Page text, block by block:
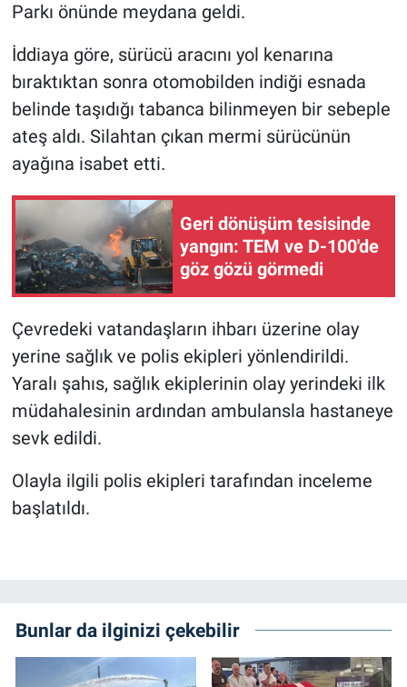
Parkı önünde meydana geldi.
İddiaya göre, sürücü aracını yol kenarına
bıraktıktan sonra otomobilden indiği esnada
belinde taşıdığı tabanca bilinmeyen bir sebeple
ateş aldı. Silahtan çıkan mermi sürücünün
ayağına isabet etti.
Geri dönüşüm tesisinde
yangın: TEM ve D-100'de
göz gözü görmedi
Çevredeki vatandaşların ihbarı üzerine olay
yerine sağlık ve polis ekipleri yönlendirildi.
Yaralı şahıs, sağlık ekiplerinin olay yerindeki ilk
müdahalesinin ardından ambulansla hastaneye
sevk edildi.
Olayla ilgili polis ekipleri tarafından inceleme
başlatıldı.
Bunlar da ilginizi çekebilir